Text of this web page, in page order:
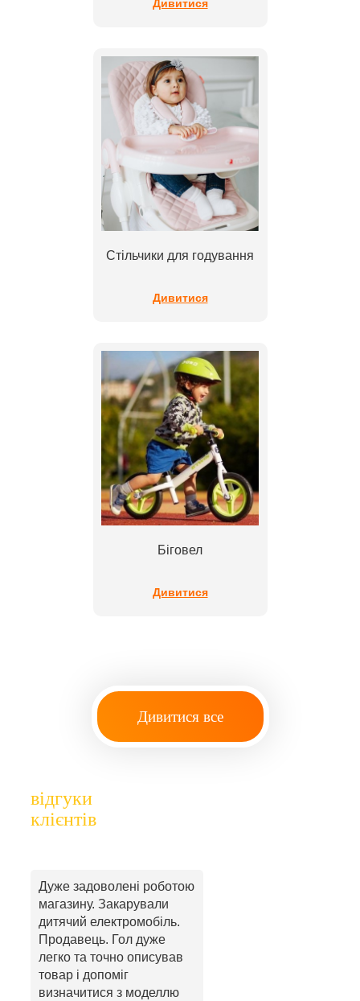
Дивитися
Стільчики для годування
Дивитися
Біговел
Дивитися
Дивитися все
відгуки
клієнтів
Дуже задоволені роботою
магазину. Закарували
дитячий електромобіль.
Продавець. Гол дуже
легко та точно описував
товар і допоміг
визначитися з моделлю